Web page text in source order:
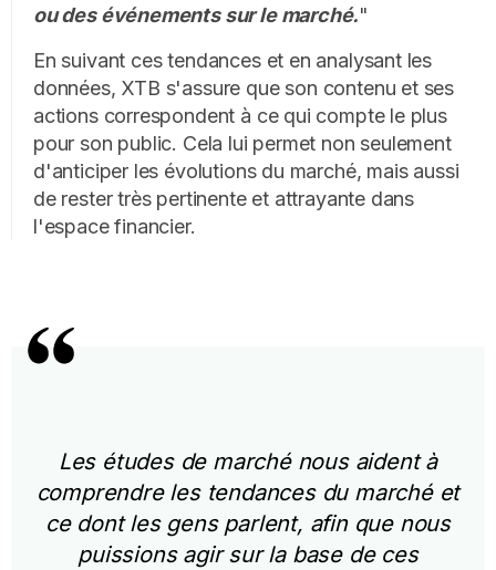
ou des événements sur le marché."
En suivant ces tendances et en analysant les
données, XTB s'assure que son contenu et ses
actions correspondent à ce qui compte le plus
pour son public. Cela lui permet non seulement
d'anticiper les évolutions du marché, mais aussi
de rester très pertinente et attrayante dans
l'espace financier.
Les études de marché nous aident à
comprendre les tendances du marché et
ce dont les gens parlent, afin que nous
puissions agir sur la base de ces